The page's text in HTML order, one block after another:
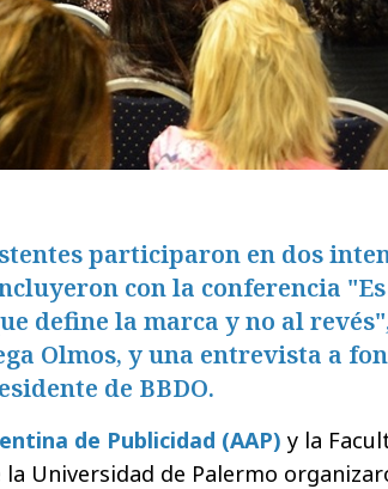
participaron en dos
con la conferencia
define la marca y no al
Olmos, y una entrevista a
de BBDO.
de Publicidad (AAP) y la
la Universidad de Palermo